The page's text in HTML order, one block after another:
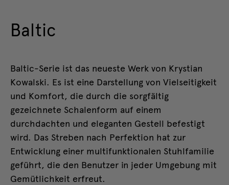
Baltic
Baltic-Serie ist das neueste Werk von Krystian
Kowalski. Es ist eine Darstellung von Vielseitigkeit
und Komfort, die durch die sorgfältig
gezeichnete Schalenform auf einem
durchdachten und eleganten Gestell befestigt
wird. Das Streben nach Perfektion hat zur
Entwicklung einer multifunktionalen Stuhlfamilie
geführt, die den Benutzer in jeder Umgebung mit
Gemütlichkeit erfreut.